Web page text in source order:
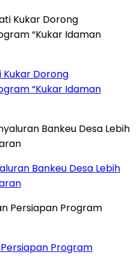
Kukar Dorong
“Kukar Idaman
Bankeu Desa Lebih
Program